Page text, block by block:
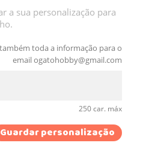
a sua personalização para
toda a informação para o
email ogatohobby@gmail.com
250 car. máx
Guardar personalização